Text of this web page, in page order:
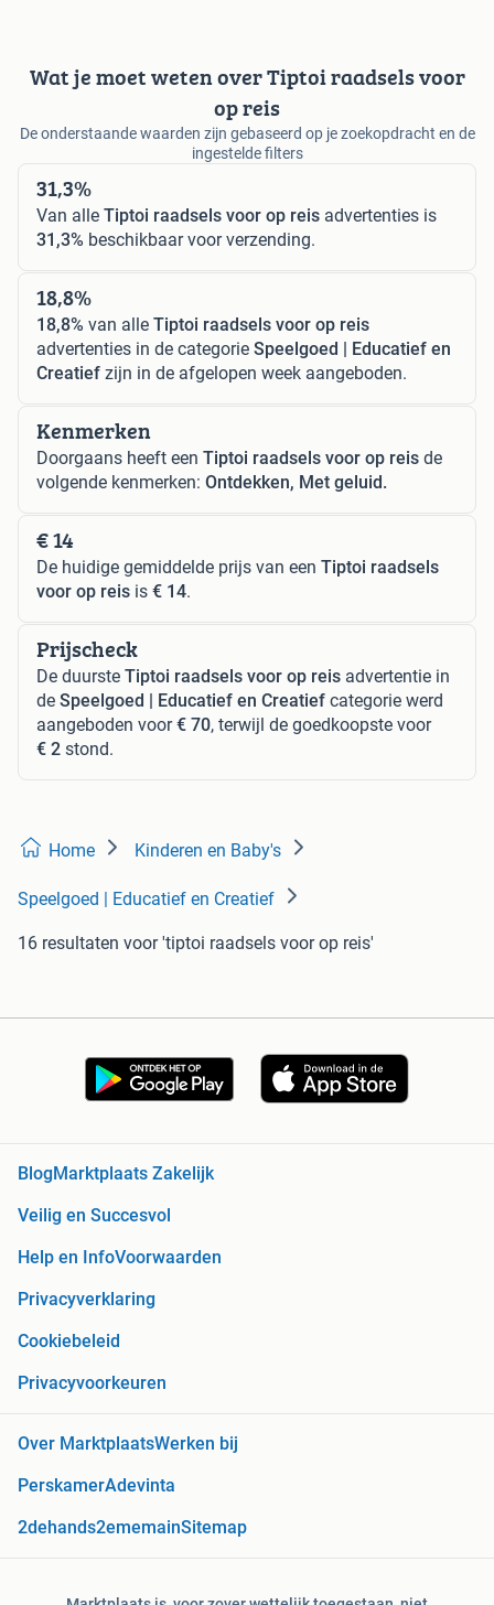
Wat je moet weten over Tiptoi raadsels voor
op reis
De onderstaande waarden zijn gebaseerd op je zoekopdracht en de
ingestelde filters
31,3%
Van alle Tiptoi raadsels voor op reis advertenties is
31,3% beschikbaar voor verzending.
18,8%
18,8% van alle Tiptoi raadsels voor op reis
advertenties in de categorie Speelgoed | Educatief en
Creatief zijn in de afgelopen week aangeboden.
Kenmerken
Doorgaans heeft een Tiptoi raadsels voor op reis de
volgende kenmerken: Ontdekken, Met geluid.
€ 14
De huidige gemiddelde prijs van een Tiptoi raadsels
voor op reis is € 14.
Prijscheck
De duurste Tiptoi raadsels voor op reis advertentie in
de Speelgoed | Educatief en Creatief categorie werd
aangeboden voor€ 70, terwijl de goedkoopste voor
€ 2 stond.
Home Kinderen en Baby's
Speelgoed | Educatief en Creatief
16 resultaten voor 'tiptoi raadsels voor op reis'
BlogMarktplaats Zakelijk
Veilig en Succesvol
Help en InfoVoorwaarden
Privacyverklaring
Cookiebeleid
Privacyvoorkeuren
Over MarktplaatsWerken bij
PerskamerAdevinta
2dehands2ememainSitemap